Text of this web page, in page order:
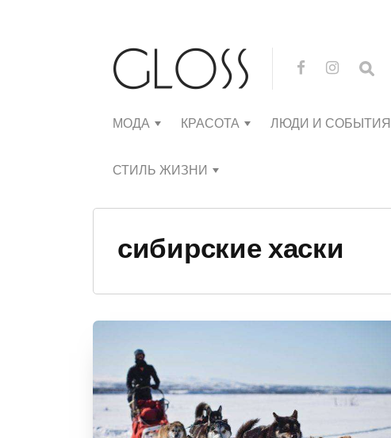
МОДА КРАСОТА ЛЮДИ И СОБЫТИЯ
СТИЛЬ ЖИЗНИ
сибирские хаски